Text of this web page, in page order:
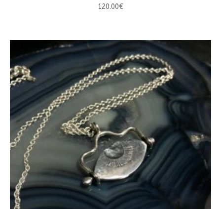
120.00€